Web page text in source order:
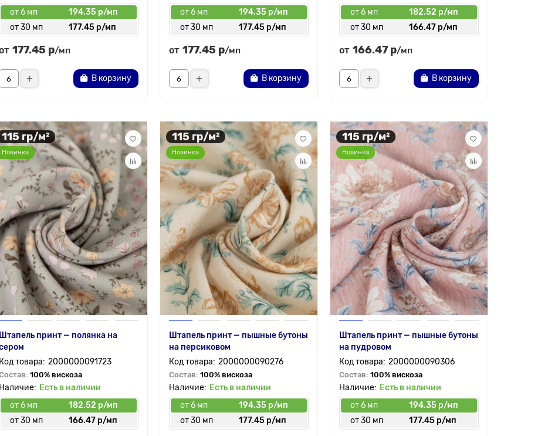
от 6 мп
194.35 р/мп
от 30 мп
177.45 р/мп
177.45 р/мп
В корзину
от 6 мп
194.35 р/мп
от 30 мп
177.45 р/мп
от 177.45 р/мп
В корзину
от 6 мп
182.52 р/мп
от 30 мп
166.47 р/мп
от 166.47 р/мп
В корзину
115 гр/м²
Новинка
Штапель принт — полянка на
2000000091723
100% вискоза
Есть в наличии
от 6 мп
182.52 р/мп
от 30 мп
166.47 р/мп
115 гр/м²
Новинка
Штапель принт — пышные бутоны
на персиковом
2000000090276
Состав: 100% вискоза
Есть в наличии
от 6 мп
194.35 р/мп
от 30 мп
177.45 р/мп
115 гр/м²
Новинка
Штапель принт — пышные бутоны
на пудровом
2000000090306
Состав: 100% вискоза
Есть в наличии
от 6 мп
194.35 р/мп
от 30 мп
177.45 р/мп